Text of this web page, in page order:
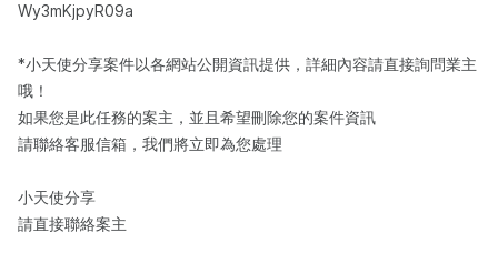
Wy3mKjpyR09a
*小天使分享案件以各網站公開資訊提供，詳細內容請直接詢問業主
哦！
如果您是此任務的案主，並且希望刪除您的案件資訊
請聯絡客服信箱，我們將立即為您處理
小天使分享
請直接聯絡案主